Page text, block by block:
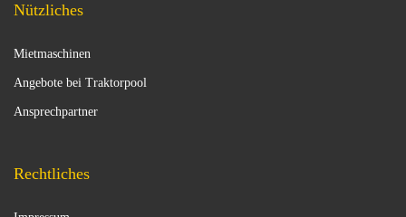
Nützliches
Mietmaschinen
Angebote bei Traktorpool
Ansprechpartner
Rechtliches